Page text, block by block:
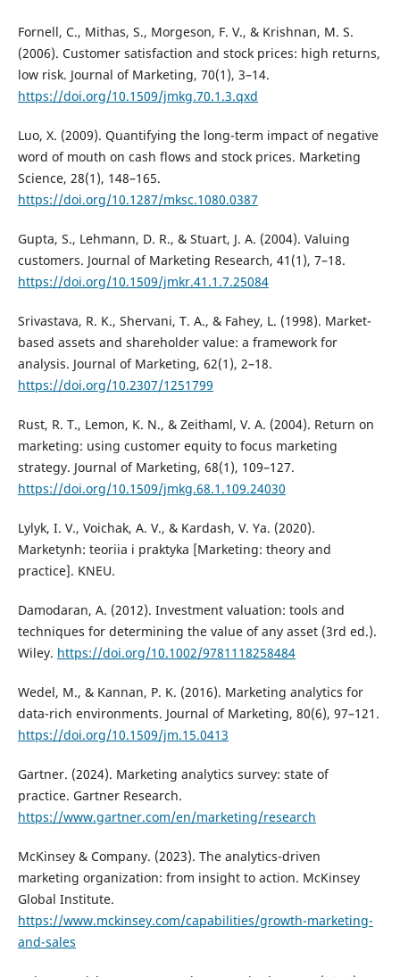
Fornell, C., Mithas, S., Morgeson, F. V., & Krishnan, M. S.
(2006). Customer satisfaction and stock prices: high returns,
low risk. Journal of Marketing, 70(1), 3–14.
https://doi.org/10.1509/jmkg.70.1.3.qxd
Luo, X. (2009). Quantifying the long-term impact of negative
word of mouth on cash flows and stock prices. Marketing
Science, 28(1), 148–165.
https://doi.org/10.1287/mksc.1080.0387
Gupta, S., Lehmann, D. R., & Stuart, J. A. (2004). Valuing
customers. Journal of Marketing Research, 41(1), 7–18.
https://doi.org/10.1509/jmkr.41.1.7.25084
Srivastava, R. K., Shervani, T. A., & Fahey, L. (1998). Market-
based assets and shareholder value: a framework for
analysis. Journal of Marketing, 62(1), 2–18.
https://doi.org/10.2307/1251799
Rust, R. T., Lemon, K. N., & Zeithaml, V. A. (2004). Return on
marketing: using customer equity to focus marketing
strategy. Journal of Marketing, 68(1), 109–127.
https://doi.org/10.1509/jmkg.68.1.109.24030
Lylyk, I. V., Voichak, A. V., & Kardash, V. Ya. (2020).
Marketynh: teoriia i praktyka [Marketing: theory and
practice]. KNEU.
Damodaran, A. (2012). Investment valuation: tools and
techniques for determining the value of any asset (3rd ed.).
Wiley. https://doi.org/10.1002/9781118258484
Wedel, M., & Kannan, P. K. (2016). Marketing analytics for
data-rich environments. Journal of Marketing, 80(6), 97–121.
https://doi.org/10.1509/jm.15.0413
Gartner. (2024). Marketing analytics survey: state of
practice. Gartner Research.
https://www.gartner.com/en/marketing/research
McKinsey & Company. (2023). The analytics-driven
marketing organization: from insight to action. McKinsey
Global Institute.
https://www.mckinsey.com/capabilities/growth-marketing-
and-sales